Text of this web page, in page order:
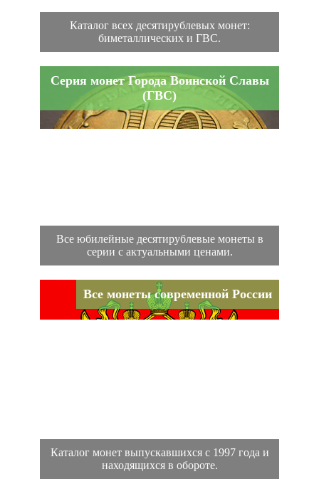
Каталог всех десятирублевых монет:
биметаллических и ГВС.
Серия монет Города Воинской Славы
(ГВС)
Все юбилейные десятирублевые монеты в
серии с актуальными ценами.
Все монеты современной России
Каталог монет выпускавшихся с 1997 года и
находящихся в обороте.